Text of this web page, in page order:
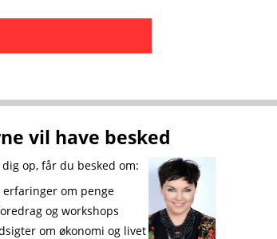
vil have besked
op, får du besked om:
om penge
og workshops
om økonomi og livet